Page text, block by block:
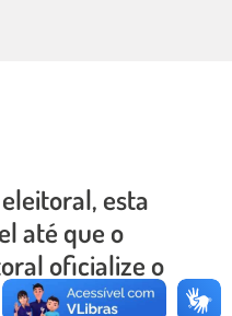
esta
até que o
oficialize o